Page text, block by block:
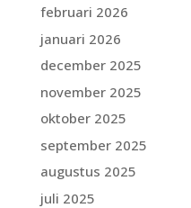
februari 2026
januari 2026
december 2025
november 2025
oktober 2025
september 2025
augustus 2025
juli 2025